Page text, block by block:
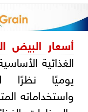
أسعار البيض
الغذائية
يوميًا نظرًا
واستخداماته